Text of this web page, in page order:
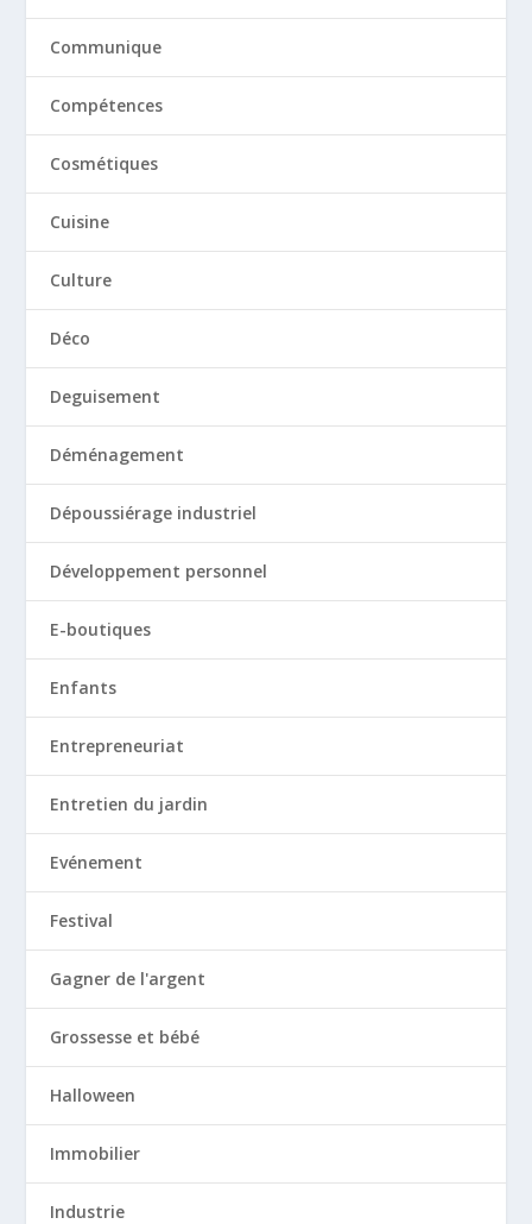
Communique
Compétences
Cosmétiques
Cuisine
Culture
Déco
Deguisement
Déménagement
Dépoussiérage industriel
Développement personnel
E-boutiques
Enfants
Entrepreneuriat
Entretien du jardin
Evénement
Festival
Gagner de l'argent
Grossesse et bébé
Halloween
Immobilier
Industrie